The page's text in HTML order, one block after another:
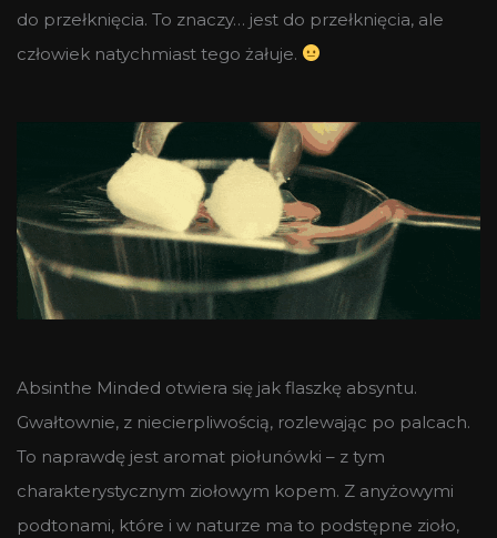
do przełknięcia. To znaczy… jest do przełknięcia, ale
człowiek natychmiast tego żałuje.
Absinthe Minded otwiera się jak flaszkę absyntu.
Gwałtownie, z niecierpliwością, rozlewając po palcach.
To naprawdę jest aromat piołunówki – z tym
charakterystycznym ziołowym kopem. Z anyżowymi
podtonami, które i w naturze ma to podstępne zioło,